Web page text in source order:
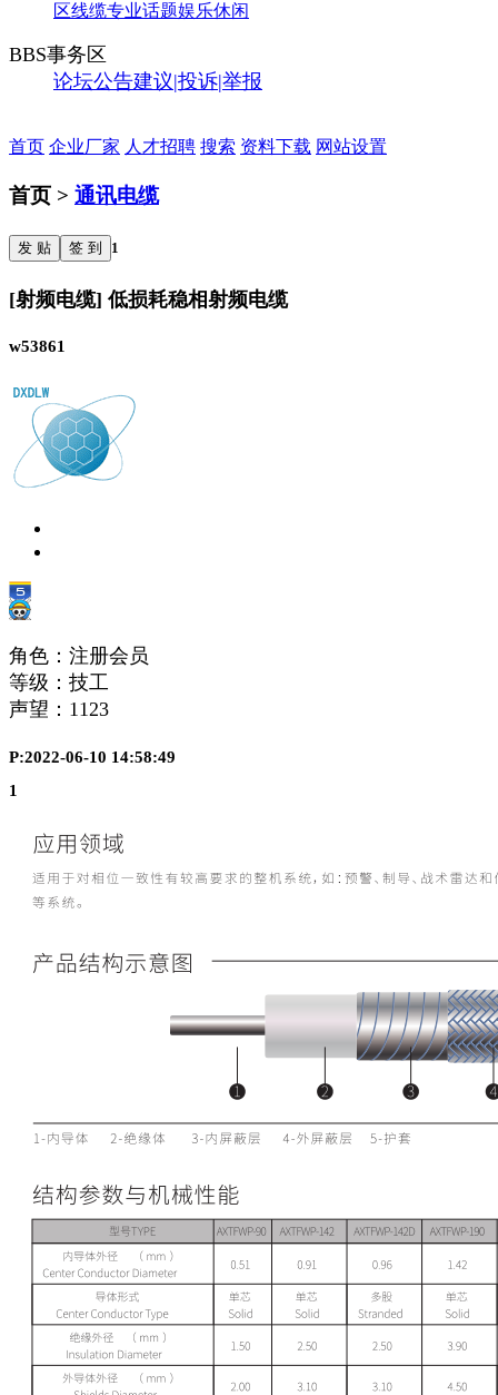
区线缆专业话题娱乐休闲
BBS事务区
论坛公告建议|投诉|举报
首页 企业厂家 人才招聘 搜索 资料下载 网站设置
首页 > 通讯电缆
发 贴 签 到 1
[射频电缆] 低损耗稳相射频电缆
w53861
角色：注册会员
等级：技工
声望： 1123
P:2022-06-10 14:58:49
1